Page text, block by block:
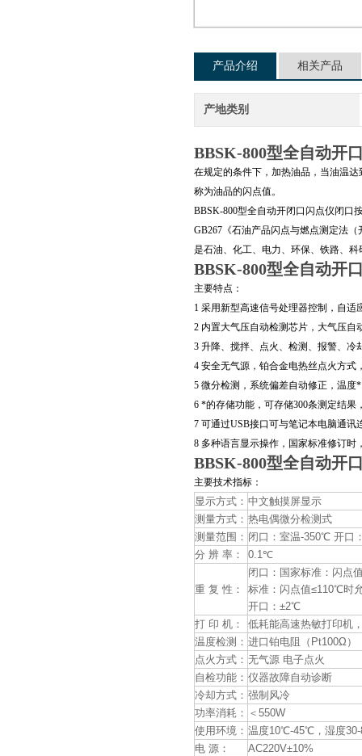
产品介绍 相关产品
产地类别
BBSK-800型全自动开
在规定的条件下，加热油品，当油温
称为油品的闪点值。
BBSK-800型全自动开闭口闪点仪闭口
GB267《石油产品闪点与燃点测定法
是石油、化工、电力、环保、铁路、
BBSK-800型全自动开
主要特点：
1 采用新型高速信号处理器控制，自适
2 内置大气压自动检测芯片，大气压
3 升降、搅拌、点火、检测、报警、冷
4 安全无气源，铂合金电热丝点火方式
5 微分检测，系统偏差自动修正，温度
6 *的存储功能，可存储300条测定结果
7 可通过USB接口可与笔记本电脑通讯
8 多种语言显示操作，国家标准修订时
BBSK-800型全自动开
主要技术指标：
显示方式： 中文触摸屏显示
测量方式： 热电偶微分检测式
测量范围： 闭口：室温-350℃ 开口
分 辨 率：
0.1℃
重 复 性：
闭口：国家标准：闪
标准：闪点值≤110℃时
开口：±2℃
打 印 机：
低耗能高速热敏打印机
温度检测： 进口铂电阻（Pt100Ω）
点火方式： 无气源 电子点火
自检功能： 仪器故障自动诊断
冷却方式： 强制风冷
功率消耗： ＜550W
使用环境： 温度10℃-45℃，湿度30-
电 源：
AC220V±10%